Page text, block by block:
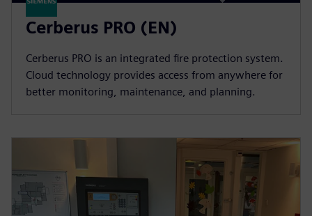
Cerberus PRO (EN)
Cerberus PRO is an integrated fire protection system.
Cloud technology provides access from anywhere for
better monitoring, maintenance, and planning.